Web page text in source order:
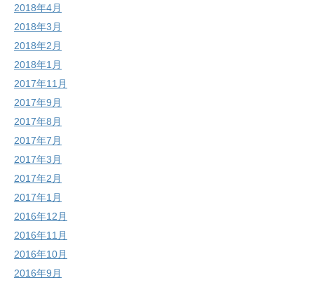
2018年4月
2018年3月
2018年2月
2018年1月
2017年11月
2017年9月
2017年8月
2017年7月
2017年3月
2017年2月
2017年1月
2016年12月
2016年11月
2016年10月
2016年9月